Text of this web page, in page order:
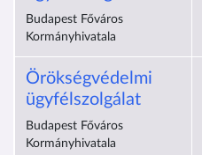
Budapest Főváros
Kormányhivatala
Örökségvédelmi
ügyfélszolgálat
Budapest Főváros
Kormányhivatala